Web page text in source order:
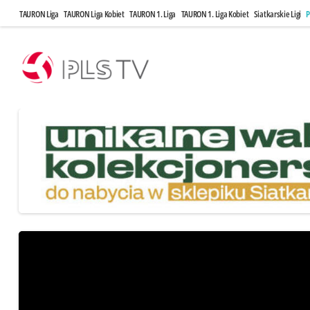
TAURON Liga TAURON Liga Kobiet TAURON 1. Liga TAURON 1. Liga Kobiet Siatkarskie Ligi